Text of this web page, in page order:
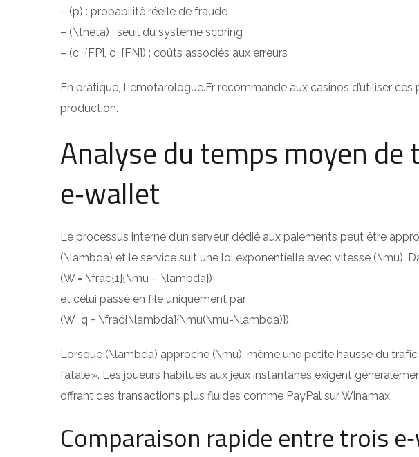
– (p) : probabilité réelle de fraude
– (\theta) : seuil du système scoring
– (c_{FP}, c_{FN}) : coûts associés aux erreurs
En pratique, Lemotarologue.Fr recommande aux casinos d’utiliser
production.
Analyse du temps moyen
e‑wallet
Le processus interne d’un serveur dédié aux paiements peut être
(\lambda) et le service suit une loi exponentielle avec vitesse (\mu).
(W = \frac{1}{\mu – \lambda})
et celui passé en file uniquement par
(W_q = \frac{\lambda}{\mu(\mu-\lambda)}).
Lorsque (\lambda) approche (\mu), même une petite hausse du
fatale ». Les joueurs habitués aux jeux instantanés exigent
offrant des transactions plus fluides comme PayPal sur Winamax.
Comparaison rapide entre trois